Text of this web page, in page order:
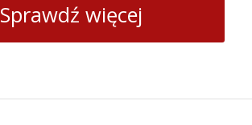
Sprawdź więcej